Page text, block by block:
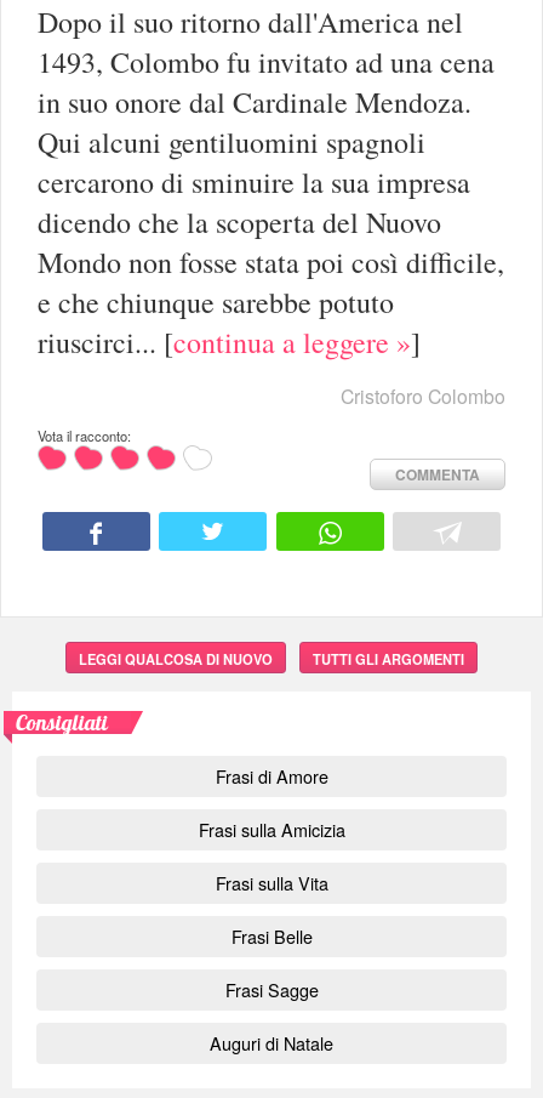
Dopo il suo ritorno dall'America nel
1493, Colombo fu invitato ad una cena
in suo onore dal Cardinale Mendoza.
Qui alcuni gentiluomini spagnoli
cercarono di sminuire la sua impresa
dicendo che la scoperta del Nuovo
Mondo non fosse stata poi così difficile,
e che chiunque sarebbe potuto
riuscirci... [continua a leggere »]
Cristoforo Colombo
Vota il racconto:
COMMENTA
LEGGI QUALCOSA DI NUOVO TUTTI GLI ARGOMENTI
Consigliati
Frasi di Amore
Frasi sulla Amicizia
Frasi sulla Vita
Frasi Belle
Frasi Sagge
Auguri di Natale